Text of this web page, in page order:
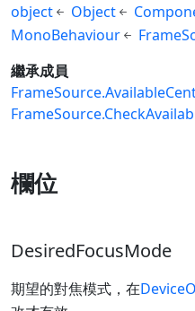
object
Object
MonoBehaviour
繼承成員
欄位
DesiredFocusMode
期望的對焦模式，在